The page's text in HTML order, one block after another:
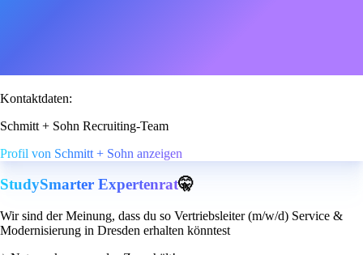
Kontaktdaten:
Schmitt + Sohn Recruiting-Team
Profil von Schmitt + Sohn anzeigen
StudySmarter Expertenrat🤫
Wir sind der Meinung, dass du so Vertriebsleiter (m/w/d) Service &
Modernisierung in Dresden erhalten könntest